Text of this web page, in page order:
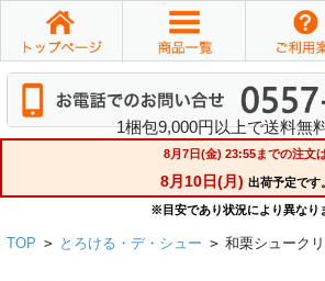
1梱包9,000円以上で送料無
TOP > とろける・デ・シュー > 和栗シューク